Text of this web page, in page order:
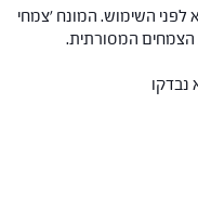
לפני השימוש. המונח 'צמחי
המסורתית.
נבדקו